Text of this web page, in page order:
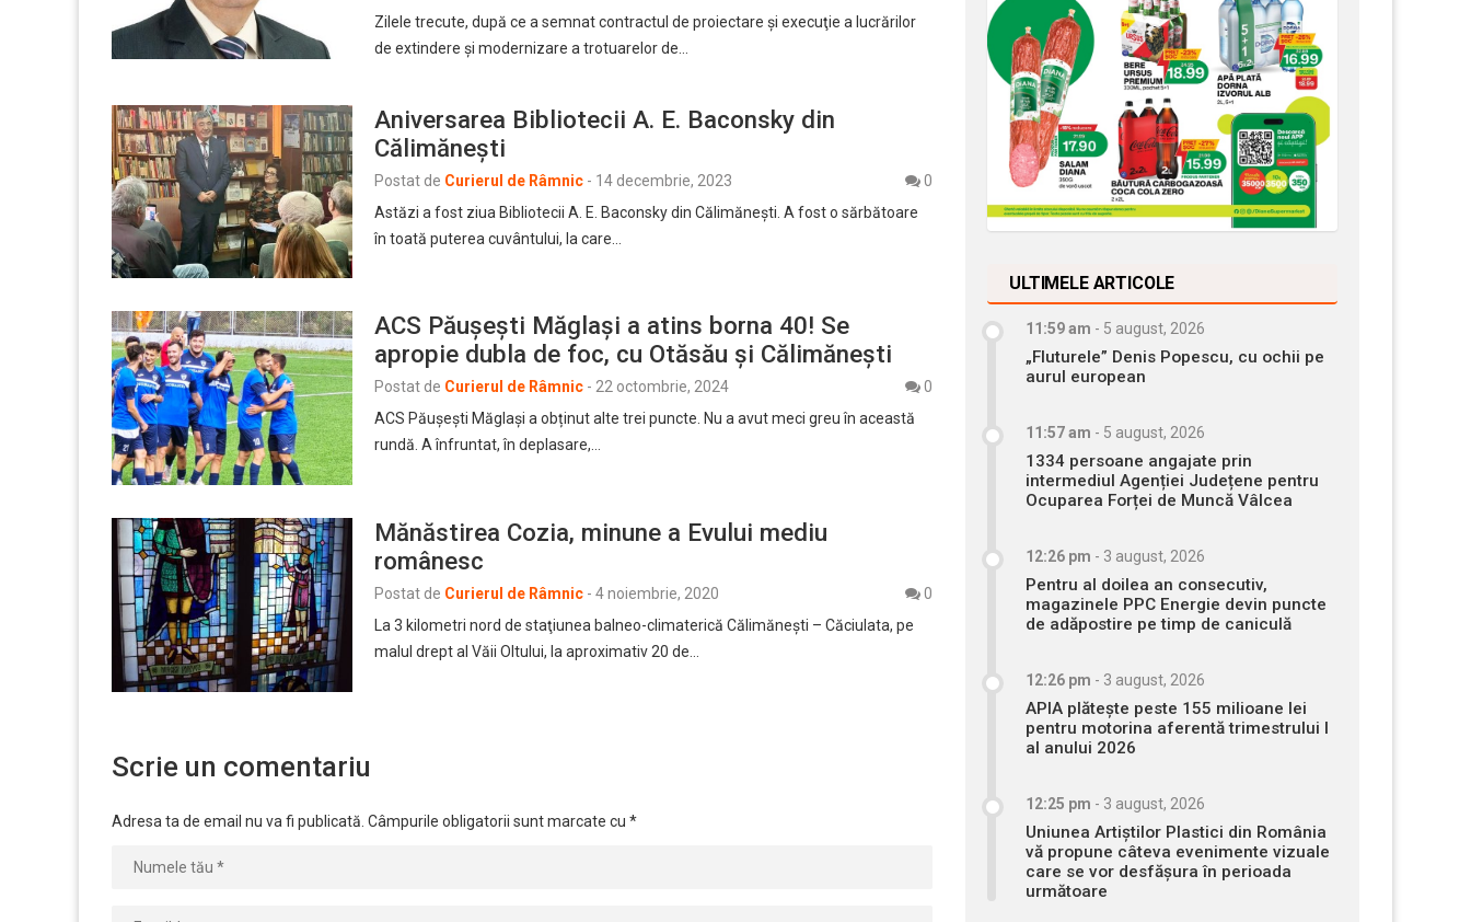
Zilele trecute, după ce a semnat contractul de proiectare şi execuţie a lucrărilor
de extindere şi modernizare a trotuarelor de…
Aniversarea Bibliotecii A. E. Baconsky din
Călimănești
Postat de Curierul de Râmnic - 14 decembrie, 2023
0
Astăzi a fost ziua Bibliotecii A. E. Baconsky din Călimănești. A fost o sărbătoare
în toată puterea cuvântului, la care…
ACS Păuşeşti Măglaşi a atins borna 40! Se
apropie dubla de foc, cu Otăsău şi Călimăneşti
Postat de Curierul de Râmnic - 22 octombrie, 2024
0
ACS Păuşeşti Măglaşi a obținut alte trei puncte. Nu a avut meci greu în această
rundă. A înfruntat, în deplasare,…
Mănăstirea Cozia, minune a Evului mediu
românesc
Postat de Curierul de Râmnic - 4 noiembrie, 2020
0
La 3 kilometri nord de staţiunea balneo-climaterică Călimăneşti – Căciulata, pe
malul drept al Văii Oltului, la aproximativ 20 de…
Scrie un comentariu
Adresa ta de email nu va fi publicată. Câmpurile obligatorii sunt marcate cu *
ULTIMELE ARTICOLE
11:59 am - 5 august, 2026
„Fluturele” Denis Popescu, cu ochii pe
aurul european
11:57 am - 5 august, 2026
1334 persoane angajate prin
intermediul Agenției Județene pentru
Ocuparea Forței de Muncă Vâlcea
12:26 pm - 3 august, 2026
Pentru al doilea an consecutiv,
magazinele PPC Energie devin puncte
de adăpostire pe timp de caniculă
12:26 pm - 3 august, 2026
APIA plătește peste 155 milioane lei
pentru motorina aferentă trimestrului I
al anului 2026
12:25 pm - 3 august, 2026
Uniunea Artiștilor Plastici din România
vă propune câteva evenimente vizuale
care se vor desfășura în perioada
următoare